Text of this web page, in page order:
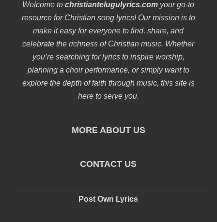
Welcome tochristiantelugulyrics.com your go-to
resource for Christian song lyrics! Our mission is to
make it easy for everyone to find, share, and
celebrate the richness of Christian music. Whether
you’re searching for lyrics to inspire worship,
planning a choir performance, or simply want to
explore the depth of faith through music, this site is
here to serve you.
MORE ABOUT US
CONTACT US
Post Own Lyrics